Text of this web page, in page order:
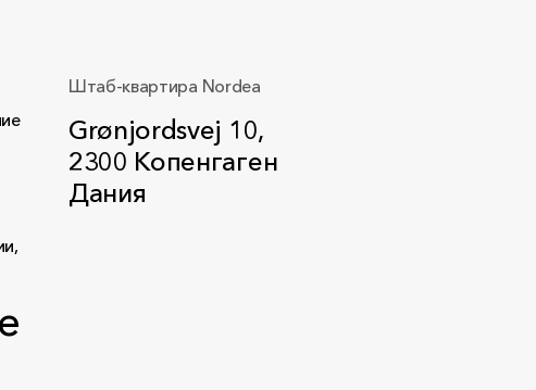
Штаб-квартира Nordea
Grønjordsvej 10,
2300 Копенгаген
Дания